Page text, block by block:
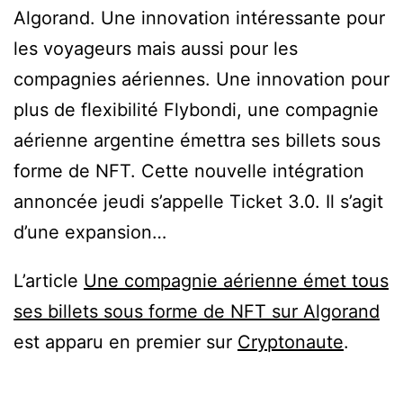
Algorand. Une innovation intéressante pour
les voyageurs mais aussi pour les
compagnies aériennes. Une innovation pour
plus de flexibilité Flybondi, une compagnie
aérienne argentine émettra ses billets sous
forme de NFT. Cette nouvelle intégration
annoncée jeudi s’appelle Ticket 3.0. Il s’agit
d’une expansion…
L’article Une compagnie aérienne émet tous
ses billets sous forme de NFT sur Algorand
est apparu en premier sur Cryptonaute.